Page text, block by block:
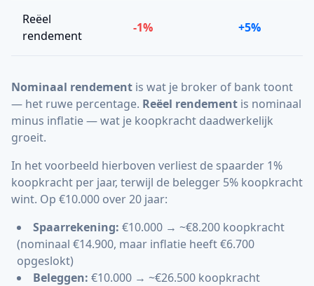
Reëel
rendement
-1% +5%
Nominaal rendement is wat je broker of bank toont
— het ruwe percentage. Reëel rendement is nominaal
minus inflatie — wat je koopkracht daadwerkelijk
groeit.
In het voorbeeld hierboven verliest de spaarder 1%
koopkracht per jaar, terwijl de belegger 5% koopkracht
wint. Op €10.000 over 20 jaar:
Spaarrekening: €10.000 → ~€8.200 koopkracht
(nominaal €14.900, maar inflatie heeft €6.700
opgeslokt)
Beleggen: €10.000 → ~€26.500 koopkracht